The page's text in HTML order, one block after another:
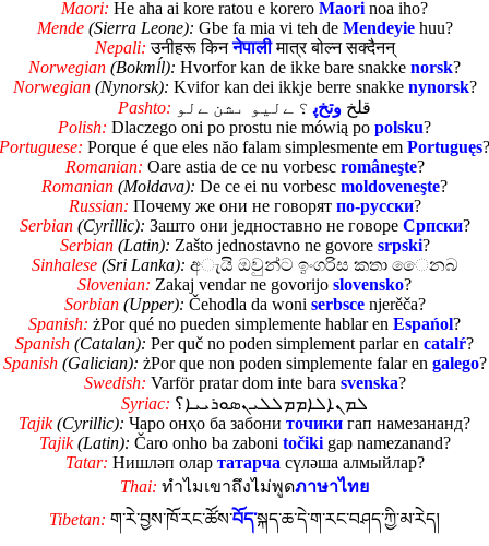
Maori: He aha ai kore ratou e korero Maori noa iho?
Mende (Sierra Leone): Gbe fa mia vi teh de Mendeyiehuu?
Nepali: उनीहरू किननेपालीमात्र बोल्न सक्दैनन्
Norwegian (Bokmĺl): Hvorfor kan de ikke bare snakke norsk?
Norwegian (Nynorsk): Kvifor kan dei ikkje berre snakke nynorsk?
Pashto:
قلخ وتخﭘ؟ ﮯليو ىشن ﮯلو
Polish: Dlaczego oni po prostu nie mówią po polsku?
Portuguese: Porque é que eles năo falam simplesmente em Portuguęs?
Romanian: Oare astia de ce nu vorbesc româneşte?
Romanian (Moldava): De ce ei nu vorbesc moldoveneşte?
Russian: Почему же они не говорят по-русски?
Serbian (Cyrillic): Зашто они једноставно не говоре Српски?
Serbian (Latin): Zašto jednostavno ne govore srpski?
Sinhalese (Sri Lanka): අැයි ඔවුන්ට ඉංගරිස කතා ෛනබ
Slovenian: Zakaj vendar ne govorijo slovensko?
Sorbian (Upper): Čehodla da woni serbscenjerěča?
Spanish: żPor qué no pueden simplemente hablar en Espańol?
Spanish (Catalan): Per quč no poden simplement parlar en catalŕ?
Spanish (Galician): żPor que non poden simplemente falar en galego?
Swedish: Varför pratar dom inte bara svenska?
Syriac: ܠܡܢܐܠܐܡܡܠܠܝܢܣܘܪܝܝܐ؟
Tajik (Cyrillic): Чаро онҳо ба забони точики гап намезананд?
Tajik (Latin): Čaro onho ba zaboni točikigap namezanand?
Tatar: Нишләп олар татарча сүләша алмыйлар?
Thai: ทำไมเขาถึงไม่พูดภาษาไทย
Tibetan: ག་རེ་བྱས་ཁོ་རང་ཚོས་བོད་སྐད་ཆ་དེ་ག་རང་བཤད་ཀྱི་མ་རེད།